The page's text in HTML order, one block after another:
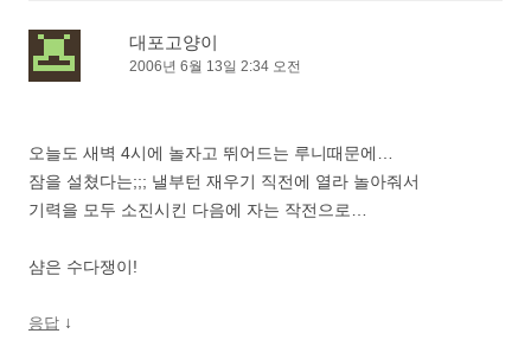
대포고양이
2006년 6월 13일 2:34 오전
오늘도 새벽 4시에 놀자고 뛰어드는 루니때문에…
잠을 설쳤다는;;; 낼부턴 재우기 직전에 열라 놀아줘서
기력을 모두 소진시킨 다음에 자는 작전으로…
샴은 수다쟁이!
응답 ↓